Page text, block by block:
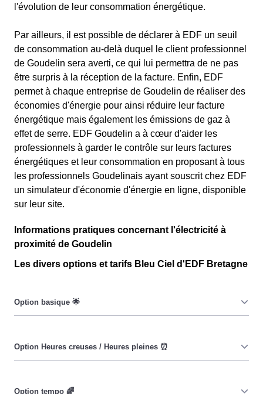
l'évolution de leur consommation énergétique.
Par ailleurs, il est possible de déclarer à EDF un seuil
de consommation au-delà duquel le client professionnel
de Goudelin sera averti, ce qui lui permettra de ne pas
être surpris à la réception de la facture. Enfin, EDF
permet à chaque entreprise de Goudelin de réaliser des
économies d'énergie pour ainsi réduire leur facture
énergétique mais également les émissions de gaz à
effet de serre. EDF Goudelin a à cœur d'aider les
professionnels à garder le contrôle sur leurs factures
énergétiques et leur consommation en proposant à tous
les professionnels Goudelinais ayant souscrit chez EDF
un simulateur d'économie d'énergie en ligne, disponible
sur leur site.
Informations pratiques concernant l'électricité à
proximité de Goudelin
Les divers options et tarifs Bleu Ciel d'EDF Bretagne
date, ni de l'heure, que ce soit à Goudelin ou ailleurs. 💡
Goudelin est moindre. ⚡